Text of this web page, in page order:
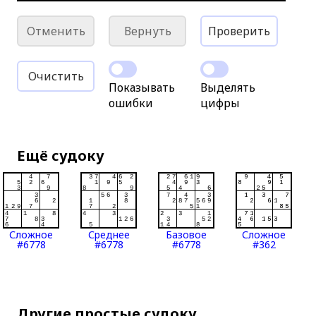
Отменить Вернуть Проверить
Очистить
Показывать
ошибки
Выделять
цифры
Ещё судоку
Сложное
#6778
Среднее
#6778
Базовое
#6778
Сложное
#362